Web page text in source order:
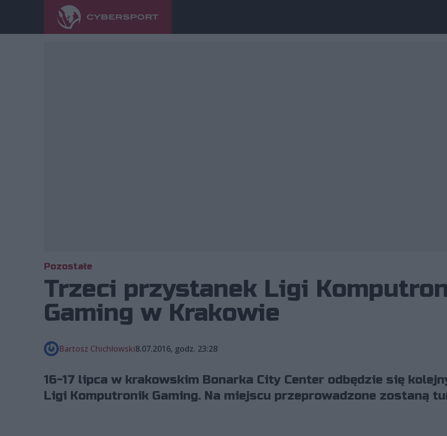
Pozostałe
Trzeci przystanek Ligi
Gaming w Krakowie
Bartosz Chichłowski8.07.2016, godz. 23:28
16-17 lipca w krakowskim Bonarka City Center odbędzie się
Ligi Komputronik Gaming. Na miejscu przeprowadzone zostaną